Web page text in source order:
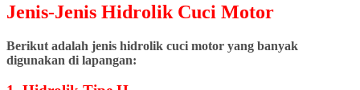
Jenis-Jenis Hidrolik Cuci Motor
Berikut adalah jenis hidrolik cuci motor yang banyak
digunakan di lapangan: